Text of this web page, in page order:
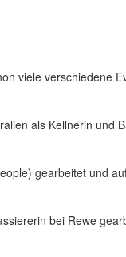
viele verschiedene
als Kellnerin und
gearbeitet und
bei Rewe